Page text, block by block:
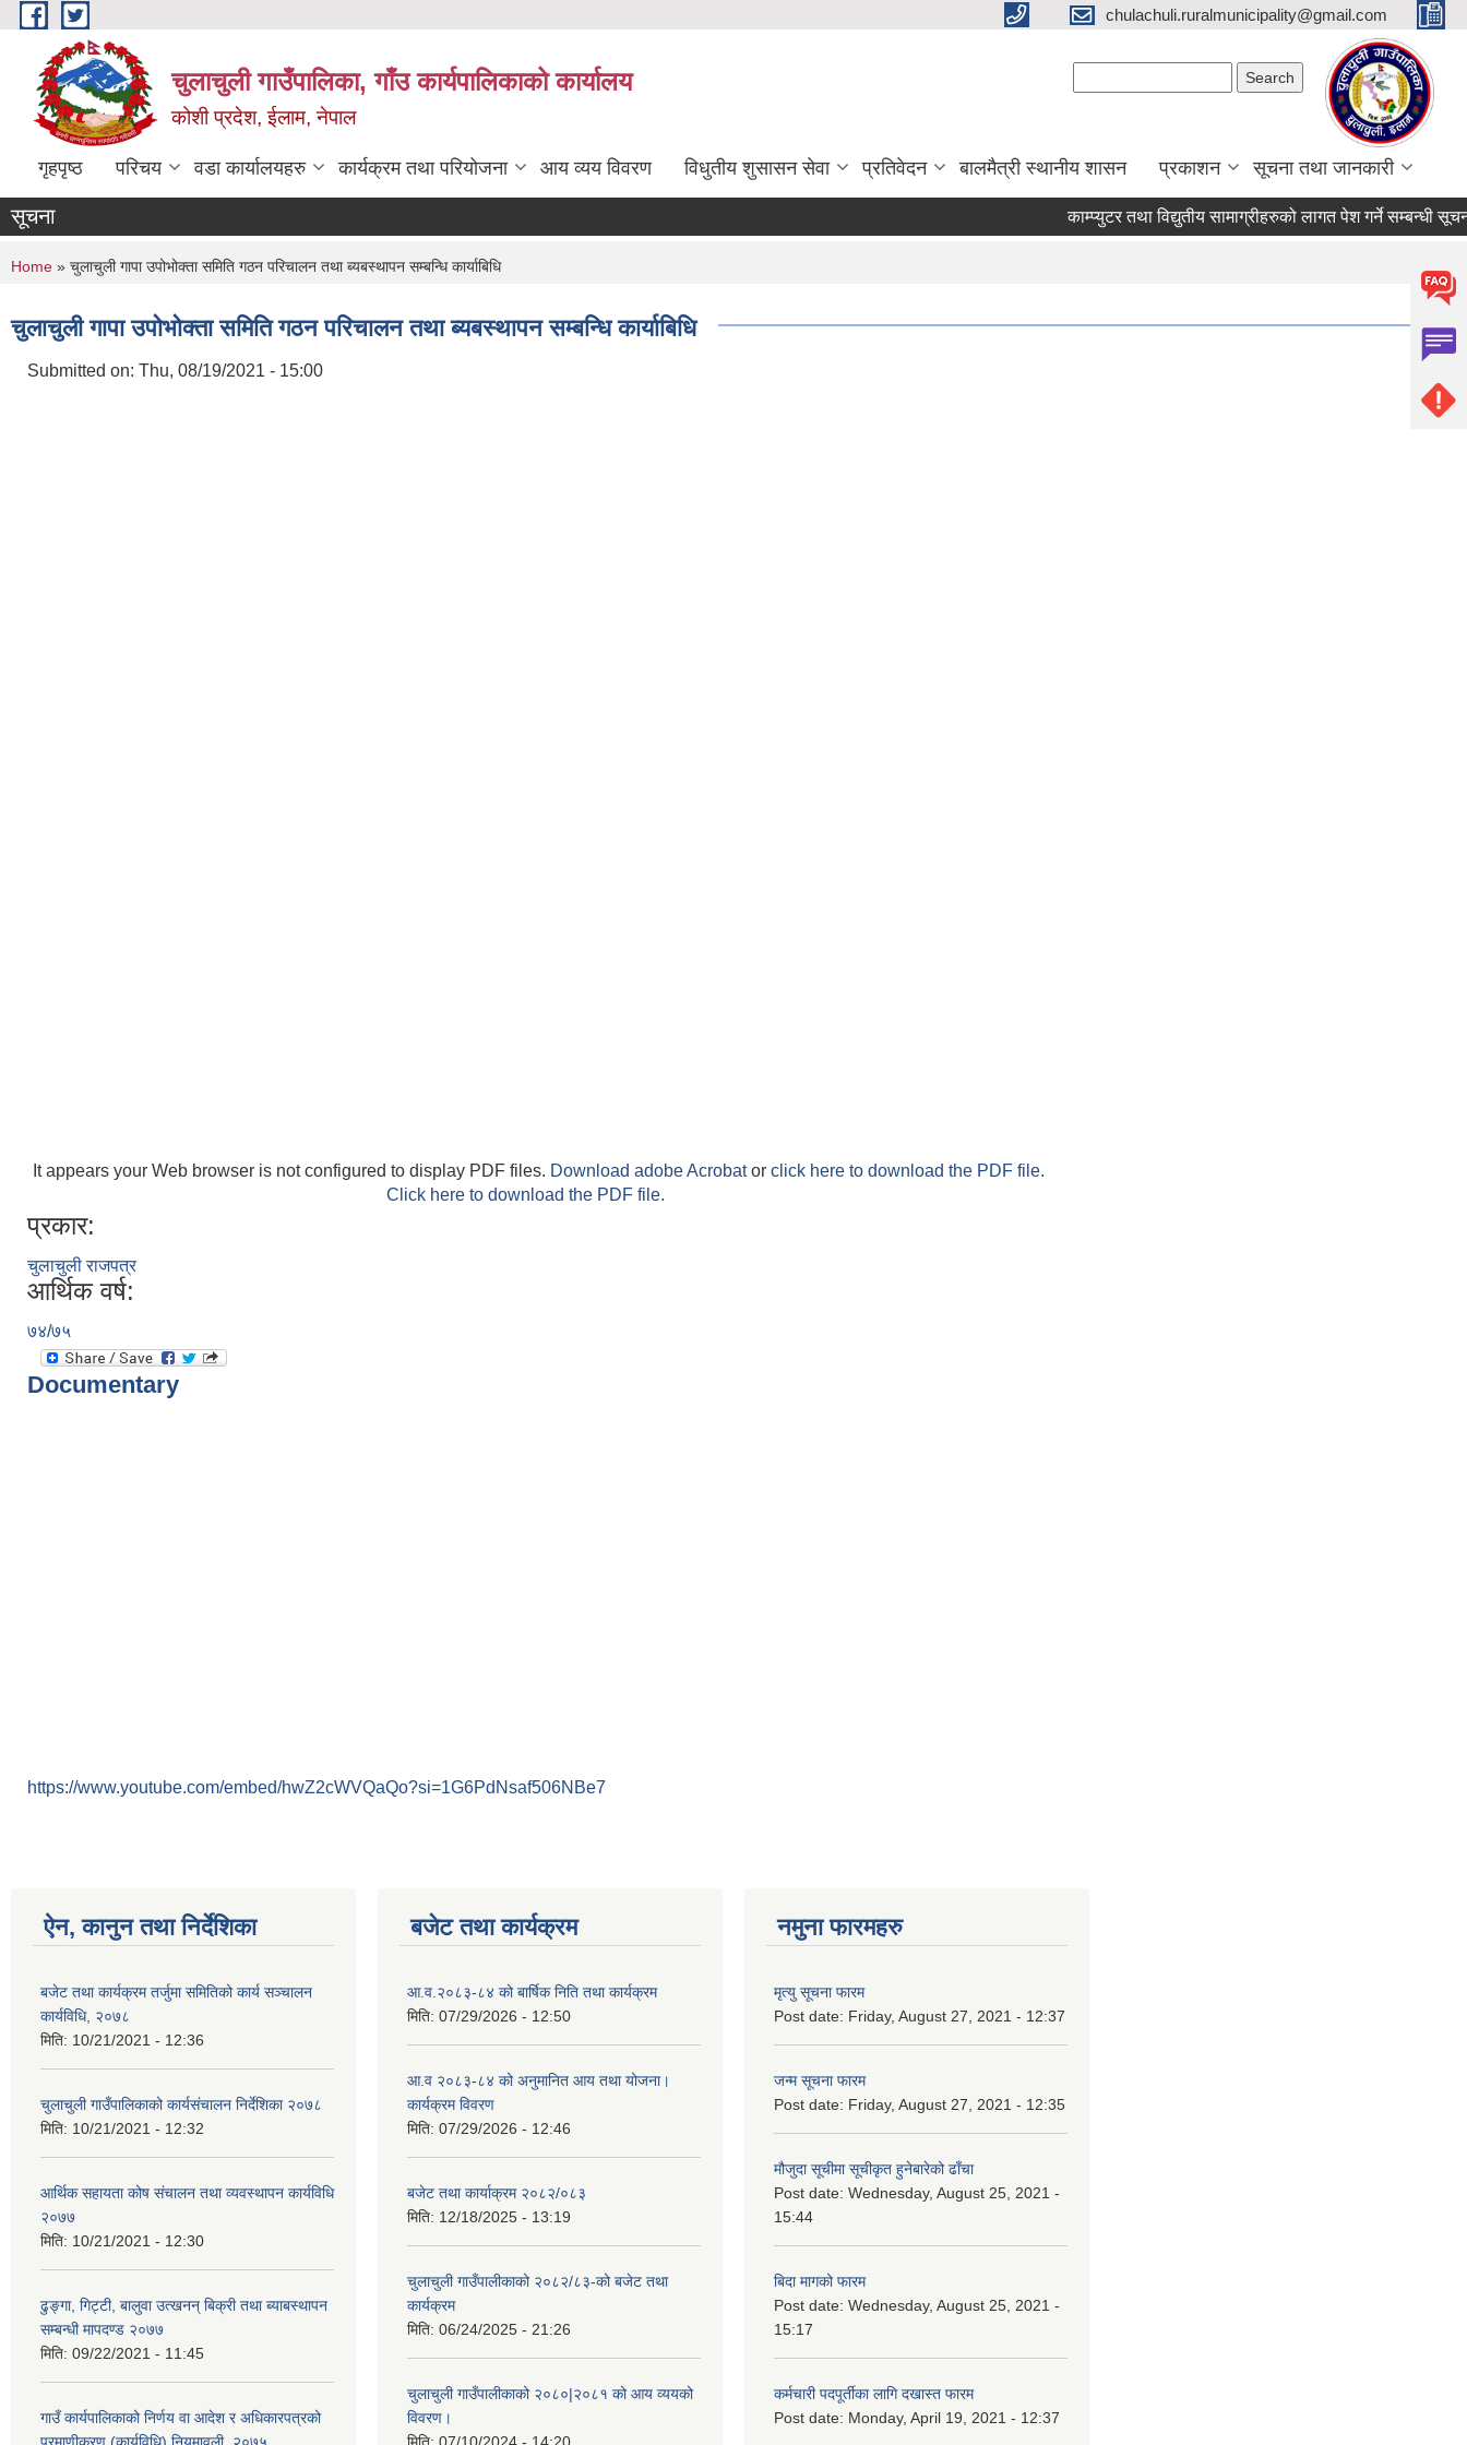
Skip to main content chulachuli.ruralmunicipality@gmail.com
चुलाचुली गाउँपालिका, गाँउ कार्यपालिकाको कार्यालय
कोशी प्रदेश, ईलाम, नेपाल
गृहपृष्ठ परिचय वडा कार्यालयहरु कार्यक्रम तथा परियोजना आय व्यय विवरण विधुतीय शुसासन सेवा प्रतिवेदन बालमैत्री स्थानीय शासन प्रकाशन सूचना तथा जानकारी
सूचना काम्प्युटर तथा विद्युतीय सामाग्रीहरुको लागत पेश गर्ने सम्बन्धी सूचना।
You are here
Home » चुलाचुली गापा उपोभोक्ता समिति गठन परिचालन तथा ब्यबस्थापन सम्बन्धि कार्याबिधि
चुलाचुली गापा उपोभोक्ता समिति गठन परिचालन तथा ब्यबस्थापन सम्बन्धि कार्याबिधि
Submitted on: Thu, 08/19/2021 - 15:00
It appears your Web browser is not configured to display PDF files. Download adobe Acrobator click here to download the PDF file.
Click here to download the PDF file.
प्रकार:
चुलाचुली राजपत्र
आर्थिक वर्ष:
७४/७५
Documentary
https://www.youtube.com/embed/hwZ2cWVQaQo?si=1G6PdNsaf506NBe7
ऐन, कानुन तथा निर्देशिका
बजेट तथा कार्यक्रम तर्जुमा समितिको कार्य सञ्चालन
कार्यविधि, २०७८
मिति: 10/21/2021 - 12:36
चुलाचुली गाउँपालिकाको कार्यसंचालन निर्देशिका २०७८
मिति: 10/21/2021 - 12:32
आर्थिक सहायता कोष संचालन तथा व्यवस्थापन कार्यविधि
२०७७
मिति: 10/21/2021 - 12:30
ढुङ्गा, गिट्टी, बालुवा उत्खनन् बिक्री तथा ब्याबस्थापन
सम्बन्धी मापदण्ड २०७७
मिति: 09/22/2021 - 11:45
गाउँ कार्यपालिकाको निर्णय वा आदेश र अधिकारपत्रको
बजेट तथा कार्यक्रम
आ.व.२०८३-८४ को बार्षिक निति तथा कार्यक्रम
मिति: 07/29/2026 - 12:50
आ.व २०८३-८४ को अनुमानित आय तथा योजना।
कार्यक्रम विवरण
मिति: 07/29/2026 - 12:46
बजेट तथा कार्याक्रम २०८२/०८३
मिति: 12/18/2025 - 13:19
चुलाचुली गाउँपालीकाको २०८२/८३-को बजेट तथा
कार्यक्रम
मिति: 06/24/2025 - 21:26
चुलाचुली गाउँपालीकाको २०८०|२०८१ को आय व्ययको
विवरण।
नमुना फारमहरु
मृत्यु सूचना फारम
Post date: Friday, August 27, 2021 - 12:37
जन्म सूचना फारम
Post date: Friday, August 27, 2021 - 12:35
मौजुदा सूचीमा सूचीकृत हुनेबारेको ढाँचा
Post date: Wednesday, August 25, 2021 -
15:44
बिदा मागको फारम
Post date: Wednesday, August 25, 2021 -
15:17
कर्मचारी पदपूर्तीका लागि दखास्त फारम
Post date: Monday, April 19, 2021 - 12:37